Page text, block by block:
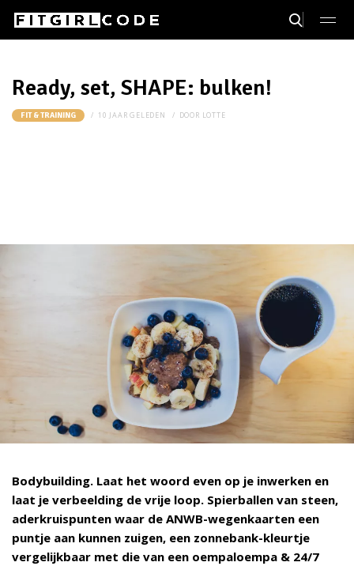
Ready, set, SHAPE: bulken!
FIT & TRAINING 10 JAAR GELEDEN DOOR LOTTE
Bodybuilding. Laat het woord even op je inwerken en
laat je verbeelding de vrije loop. Spierballen van steen,
aderkruispunten waar de ANWB-wegenkaarten een
puntje aan kunnen zuigen, een zonnebank-kleurtje
vergelijkbaar met die van een oempaloempa & 24/7